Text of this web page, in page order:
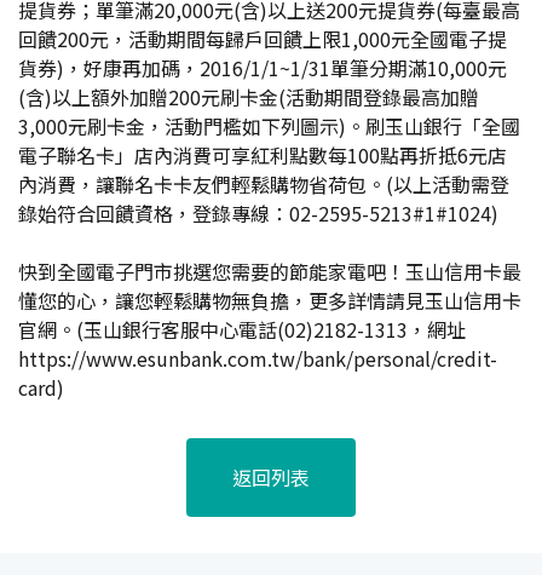
提貨券；單筆滿20,000元(含)以上送200元提貨券(每臺最高
回饋200元，活動期間每歸戶回饋上限1,000元全國電子提
貨券)，好康再加碼，2016/1/1~1/31單筆分期滿10,000元
(含)以上額外加贈200元刷卡金(活動期間登錄最高加贈
3,000元刷卡金，活動門檻如下列圖示)。刷玉山銀行「全國
電子聯名卡」店內消費可享紅利點數每100點再折抵6元店
內消費，讓聯名卡卡友們輕鬆購物省荷包。(以上活動需登
錄始符合回饋資格，登錄專線：02-2595-5213#1#1024)
快到全國電子門市挑選您需要的節能家電吧！玉山信用卡最
懂您的心，讓您輕鬆購物無負擔，更多詳情請見玉山信用卡
官網。(玉山銀行客服中心電話(02)2182-1313，網址
https://www.esunbank.com.tw/bank/personal/credit-
card)
返回列表